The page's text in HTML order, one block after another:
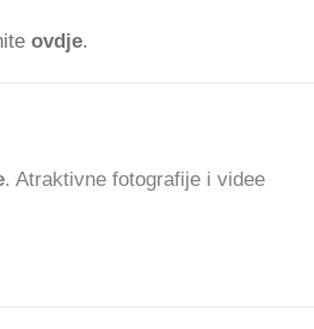
ovdje.
. Atraktivne fotografije i videe